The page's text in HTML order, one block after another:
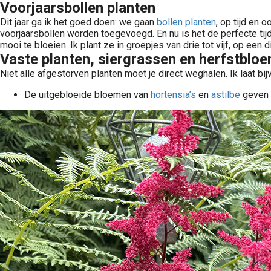
Voorjaarsbollen planten
Dit jaar ga ik het goed doen: we gaan bollen planten, op tijd en
voorjaarsbollen worden toegevoegd. En nu is het de perfecte
mooi te bloeien. Ik plant ze in groepjes van drie tot vijf, op een
Vaste planten, siergrassen en
Niet alle afgestorven planten moet je direct weghalen. Ik laat
De uitgebloeide bloemen van hortensia’s en astilbe geven